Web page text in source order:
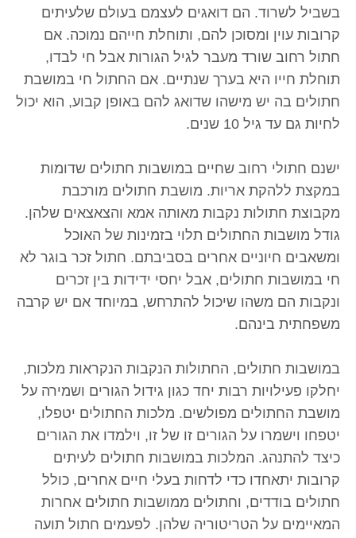
בשביל לשרוד. הם דואגים לעצמם בעולם שלעיתים
קרובות עוין ומסוכן להם, ותוחלת חייהם נמוכה. אם
חתול רחוב שורד מעבר לגיל הגורות אבל חי לבדו,
תוחלת חייו היא בערך שנתיים. אם החתול חי במושבת
חתולים בה יש מישהו שדואג להם באופן קבוע, הוא יכול
לחיות גם עד גיל 10 שנים.
ישנם חתולי רחוב שחיים במושבות חתולים שדומות
במקצת ללהקת אריות. מושבת חתולים מורכבת
מקבוצת חתולות נקבות מאותה אמא והצאצאים שלהן.
גודל מושבות החתולים תלוי בזמינות של האוכל
ומשאבים חיוניים אחרים בסביבתם. חתול זכר בוגר לא
חי במושבות חתולים, אבל יחסי ידידות בין זכרים
ונקבות הם משהו שיכול להתרחש, במיוחד אם יש קרבה
משפחתית בינהם.
במושבות חתולים, החתולות הנקבות הנקראות מלכות,
יחלקו פעילויות רבות יחד כגון גידול הגורים ושמירה על
מושבת החתולים מפולשים. מלכות החתולים יטפלו,
יטפחו וישמרו על הגורים זו של זו, וילמדו את הגורים
כיצד להתנהג. המלכות במושבות חתולים לעיתים
קרובות יתאחדו כדי לדחות בעלי חיים אחרים, כולל
חתולים בודדים, וחתולים ממושבות חתולים אחרות
המאיימים על הטריטוריה שלהן. לפעמים חתול תועה